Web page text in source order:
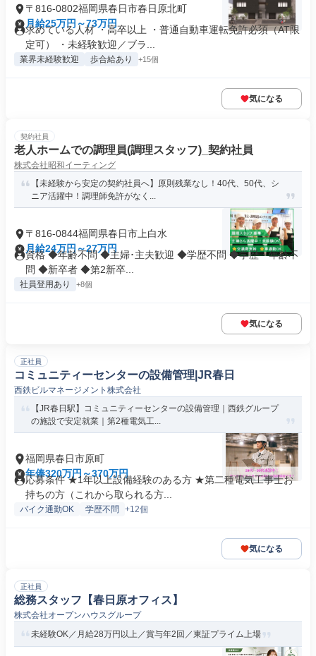
〒816-0802福岡県春日市春日原北町
月給25万円～73万円
求めている人材 ・高卒以上 ・普通自動車運転免許必須（AT限
定可） ・未経験歓迎／ブラ...
業界未経験歓迎 歩合給あり +15個
気になる
契約社員
老人ホームでの調理員(調理スタッフ)_契約社員
株式会社昭和イーティング
【未経験から安定の契約社員へ】原則残業なし！40代、50代、シ
ニア活躍中！調理師免許がなく...
〒816-0844福岡県春日市上白水
月給24万円～27万円
資格 ◆年齢不問 ◆主婦･主夫歓迎 ◆学歴不問 ◆学歴・年齢不
問 ◆新卒者 ◆第2新卒...
社員登用あり +8個
気になる
正社員
コミュニティーセンターの設備管理|JR春日
西鉄ビルマネージメント株式会社
【JR春日駅】コミュニティーセンターの設備管理｜西鉄グループ
の施設で安定就業｜第2種電気工...
福岡県春日市原町
年俸320万円～370万円
応募条件 ★1年以上設備経験のある方 ★第二種電気工事士お
持ちの方（これから取られる方...
バイク通勤OK 学歴不問 +12個
気になる
正社員
総務スタッフ【春日原オフィス】
株式会社オープンハウスグループ
未経験OK／月給28万円以上／賞与年2回／東証プライム上場